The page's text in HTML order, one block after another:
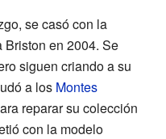
se casó con la
en 2004. Se
siguen criando a su
a los Montes
reparar su colección
con la modelo